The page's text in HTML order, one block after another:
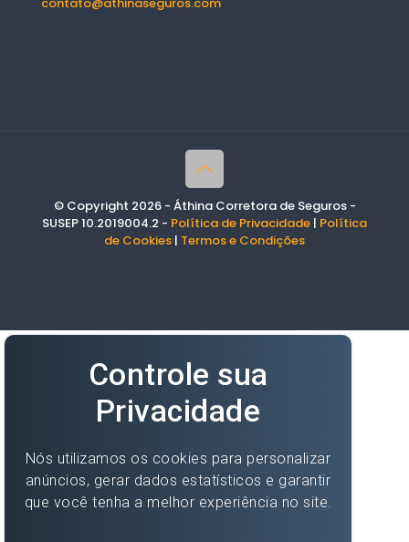
© Copyright 2026 - Áthina Corretora de Seguros -
SUSEP 10.2019004.2 - Política de Privacidade | Política
de Cookies | Termos e Condições